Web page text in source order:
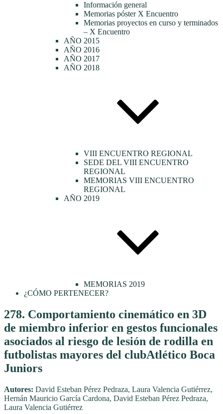
Información general
Memorias póster X Encuentro
Memorias proyectos en curso y terminados
– X Encuentro
AÑO 2015
AÑO 2016
AÑO 2017
AÑO 2018
VIII ENCUENTRO REGIONAL
SEDE DEL VIII ENCUENTRO
REGIONAL
MEMORIAS VIII ENCUENTRO
REGIONAL
AÑO 2019
MEMORIAS 2019
¿CÓMO PERTENECER?
Publicado
el
278. Comportamiento cinemático en 3D
de miembro inferior en gestos funcionales
asociados al riesgo de lesión de rodilla en
futbolistas mayores del clubAtlético Boca
Juniors
Autores: David Esteban Pérez Pedraza, Laura Valencia Gutiérrez,
Hernán Mauricio García Cardona, David Esteban Pérez Pedraza,
Laura Valencia Gutiérrez